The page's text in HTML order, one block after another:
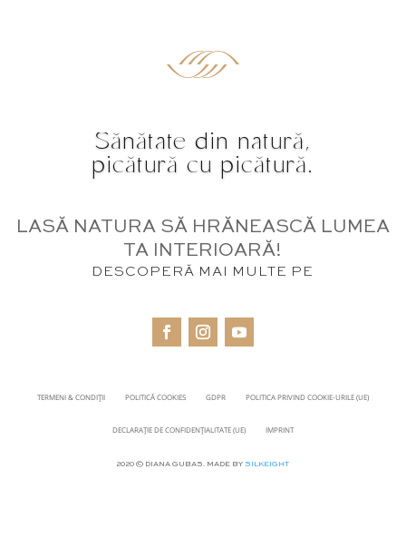
Sănătate din natură,
picătură cu picătură.
LASĂ NATURA SĂ HRĂNEASCĂ LUMEA
TA INTERIOARĂ!
DESCOPERĂ MAI MULTE PE
TERMENI & CONDIȚII POLITICĂ COOKIES GDPR POLITICA PRIVIND COOKIE-URILE (UE)
DECLARAȚIE DE CONFIDENȚIALITATE (UE) IMPRINT
2020 © DIANA GUBAS. MADE BY SILKEIGHT